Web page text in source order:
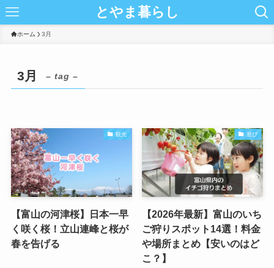
とやま暮らし
ホーム 3月
3月 – tag –
観光
【富山の河津桜】日本一早
く咲く桜！立山連峰と桜が
春を告げる
遊び
【2026年最新】富山のいち
ご狩りスポット14選！料金
や場所まとめ【安いのはど
こ？】